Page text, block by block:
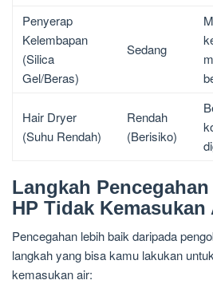
Penyerap
Kelembapan
(Silica
Gel/Beras)
Sedang
Hair Dryer
(Suhu Rendah)
Rendah
(Berisiko)
Langkah
HP Tidak Kemasukan
Pencegahan lebih baik daripada
langkah yang bisa kamu lakukan
kemasukan air: